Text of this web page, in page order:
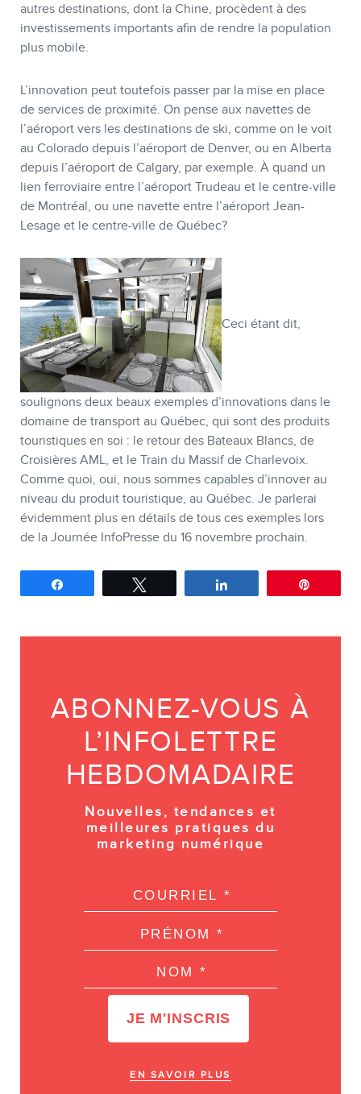
autres destinations, dont la Chine, procèdent à des
investissements importants afin de rendre la population
plus mobile.
L’innovation peut toutefois passer par la mise en place
de services de proximité. On pense aux navettes de
l’aéroport vers les destinations de ski, comme on le voit
au Colorado depuis l’aéroport de Denver, ou en Alberta
depuis l’aéroport de Calgary, par exemple. À quand un
lien ferroviaire entre l’aéroport Trudeau et le centre-ville
de Montréal, ou une navette entre l’aéroport Jean-
Lesage et le centre-ville de Québec?
Ceci étant dit,
soulignons deux beaux exemples d’innovations dans le
domaine de transport au Québec, qui sont des produits
touristiques en soi : le retour des Bateaux Blancs, de
Croisières AML, et le Train du Massif de Charlevoix.
Comme quoi, oui, nous sommes capables d’innover au
niveau du produit touristique, au Québec. Je parlerai
évidemment plus en détails de tous ces exemples lors
de la Journée InfoPresse du 16 novembre prochain.
ABONNEZ-VOUS À
L’INFOLETTRE
HEBDOMADAIRE
Nouvelles, tendances et
meilleures pratiques du
marketing numérique
EN SAVOIR PLUS